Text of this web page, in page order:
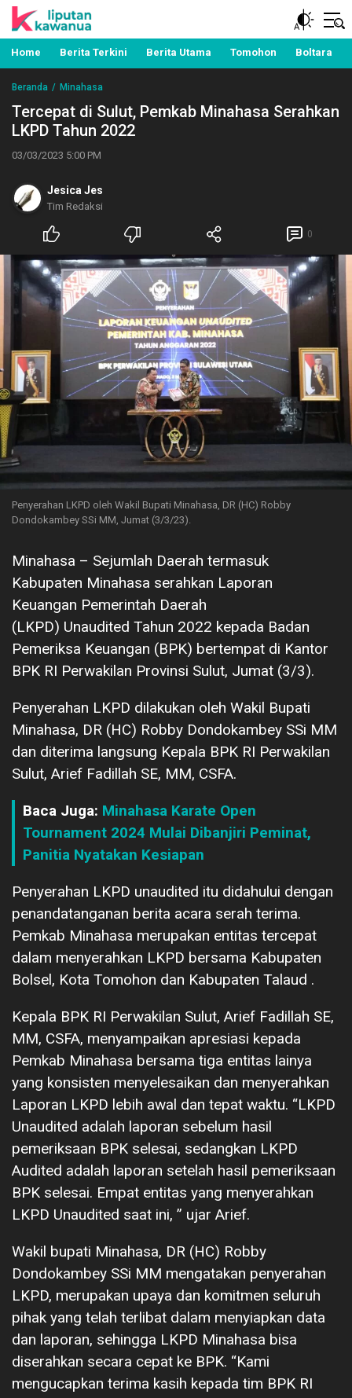
Liputan Kawanua
Berita Manado, Sulawesi Utara, Kawanua, Politik,
Pemerintahan, Hukum Kriminal dan Nasional
Home Berita Terkini Berita Utama Tomohon Boltara
Beranda Minahasa
Tercepat di Sulut, Pemkab Minahasa Serahkan
LKPD Tahun 2022
03/03/2023 5:00 PM
Jesica Jes
Tim Redaksi
0
Penyerahan LKPD oleh Wakil Bupati Minahasa, DR (HC) Robby
Dondokambey SSi MM, Jumat (3/3/23).
Minahasa – Sejumlah Daerah termasuk
Kabupaten Minahasa serahkan Laporan
Keuangan Pemerintah Daerah
(LKPD) Unaudited Tahun 2022 kepada Badan
Pemeriksa Keuangan (BPK) bertempat di Kantor
BPK RI Perwakilan Provinsi Sulut, Jumat (3/3).
Penyerahan LKPD dilakukan oleh Wakil Bupati
Minahasa, DR (HC) Robby Dondokambey SSi MM
dan diterima langsung Kepala BPK RI Perwakilan
Sulut, Arief Fadillah SE, MM, CSFA.
Baca Juga: Minahasa Karate Open
Tournament 2024 Mulai Dibanjiri Peminat,
Panitia Nyatakan Kesiapan
Penyerahan LKPD unaudited itu didahului dengan
penandatanganan berita acara serah terima.
Pemkab Minahasa merupakan entitas tercepat
dalam menyerahkan LKPD bersama Kabupaten
Bolsel, Kota Tomohon dan Kabupaten Talaud .
Kepala BPK RI Perwakilan Sulut, Arief Fadillah SE,
MM, CSFA, menyampaikan apresiasi kepada
Pemkab Minahasa bersama tiga entitas lainya
yang konsisten menyelesaikan dan menyerahkan
Laporan LKPD lebih awal dan tepat waktu. “LKPD
Unaudited adalah laporan sebelum hasil
pemeriksaan BPK selesai, sedangkan LKPD
Audited adalah laporan setelah hasil pemeriksaan
BPK selesai. Empat entitas yang menyerahkan
LKPD Unaudited saat ini, ” ujar Arief.
Wakil bupati Minahasa, DR (HC) Robby
Dondokambey SSi MM mengatakan penyerahan
LKPD, merupakan upaya dan komitmen seluruh
pihak yang telah terlibat dalam menyiapkan data
dan laporan, sehingga LKPD Minahasa bisa
diserahkan secara cepat ke BPK. “Kami
mengucapkan terima kasih kepada tim BPK RI